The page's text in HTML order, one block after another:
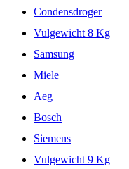
Condensdroger
Vulgewicht 8 Kg
Samsung
Miele
Aeg
Bosch
Siemens
Vulgewicht 9 Kg